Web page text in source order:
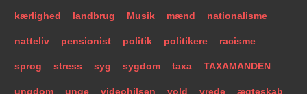
kærlighed landbrug Musik mænd nationalisme
natteliv pensionist politik politikere racisme
sprog stress syg sygdom taxa TAXAMANDEN
ungdom unge videohilsen vold vrede ægteskab